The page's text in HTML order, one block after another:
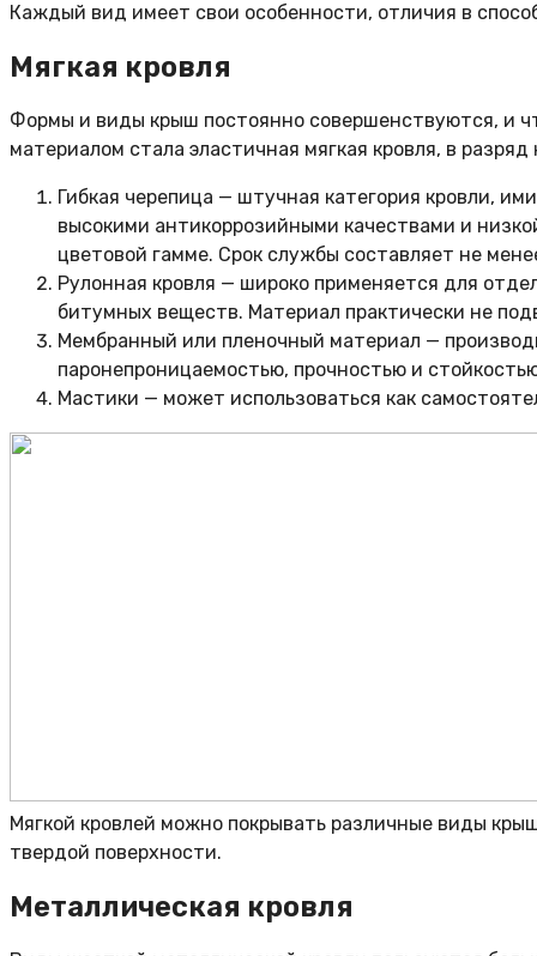
Каждый вид имеет свои особенности, отличия в
Мягкая кровля
Формы и виды крыш постоянно совершенствуются, и
материалом стала эластичная мягкая кровля, в
Гибкая черепица — штучная категория кровли,
высокими антикоррозийными качествами и
цветовой гамме. Срок службы составляет не
Рулонная кровля — широко применяется для
битумных веществ. Материал практически не
Мембранный или пленочный материал —
паронепроницаемостью, прочностью и
Мастики — может использоваться как
Мягкой кровлей можно покрывать различные виды
твердой поверхности.
Металлическая кровля